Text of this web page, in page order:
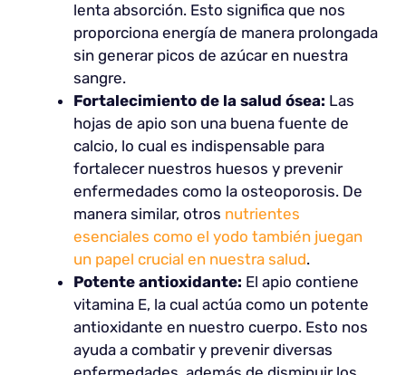
lenta absorción. Esto significa que nos
proporciona energía de manera prolongada
sin generar picos de azúcar en nuestra
sangre.
Fortalecimiento de la salud ósea: Las
hojas de apio son una buena fuente de
calcio, lo cual es indispensable para
fortalecer nuestros huesos y prevenir
enfermedades como la osteoporosis. De
manera similar, otros nutrientes
esenciales como el yodo también juegan
un papel crucial en nuestra salud.
Potente antioxidante: El apio contiene
vitamina E, la cual actúa como un potente
antioxidante en nuestro cuerpo. Esto nos
ayuda a combatir y prevenir diversas